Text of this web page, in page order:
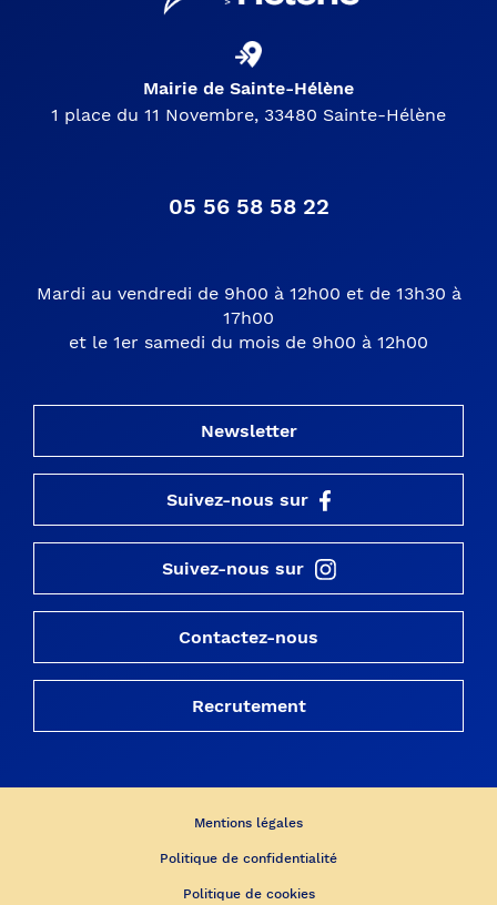
Mairie de Sainte-Hélène
1 place du 11 Novembre, 33480 Sainte-Hélène
05 56 58 58 22
Mardi au vendredi de 9h00 à 12h00 et de 13h30 à
17h00
et le 1er samedi du mois de 9h00 à 12h00
Newsletter
Suivez-nous sur
Suivez-nous sur
Contactez-nous
Recrutement
Mentions légales
Politique de confidentialité
Politique de cookies